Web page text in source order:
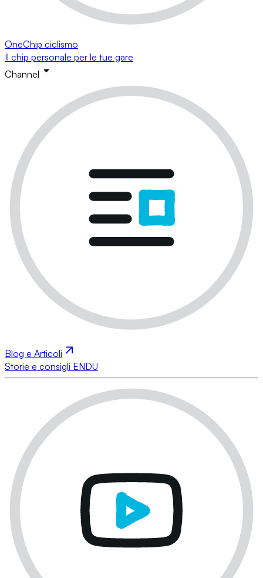
OneChip ciclismo
Il chip personale per le tue gare
Channel
Blog e Articoli
Storie e consigli ENDU